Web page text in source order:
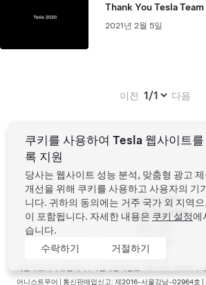
Thank You Tesla Team
2021년 2월 5일
이전
Page:
다음
바닥
Tesla ©2026
개인정보처리방침
새 소식
어니스트무어 | 통신판매업신고: 제2016-서울강남-02964호 |
쿠키를 사용하여 Tesla 웹사이트
록 지원
당사는 웹사이트 성능 분석, 맞춤형 광고
개선을 위해 쿠키를 사용하고 사용자의 기
니다. 귀하의 동의에는 거주 국가 외 지역
이 포함됩니다. 자세한 내용은 쿠키 설정에
습니다.
수락하기
거절하기